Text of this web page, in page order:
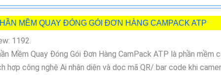
MỀM QUAY ĐÓNG GÓI ĐƠN HÀNG CAMPACK ATP
1192.
Mềm Quay Đóng Gói Đơn Hàng CamPack ATP là phần mềm
hợp công nghệ Ai nhận diện và dọc mã QR/ bar code khi